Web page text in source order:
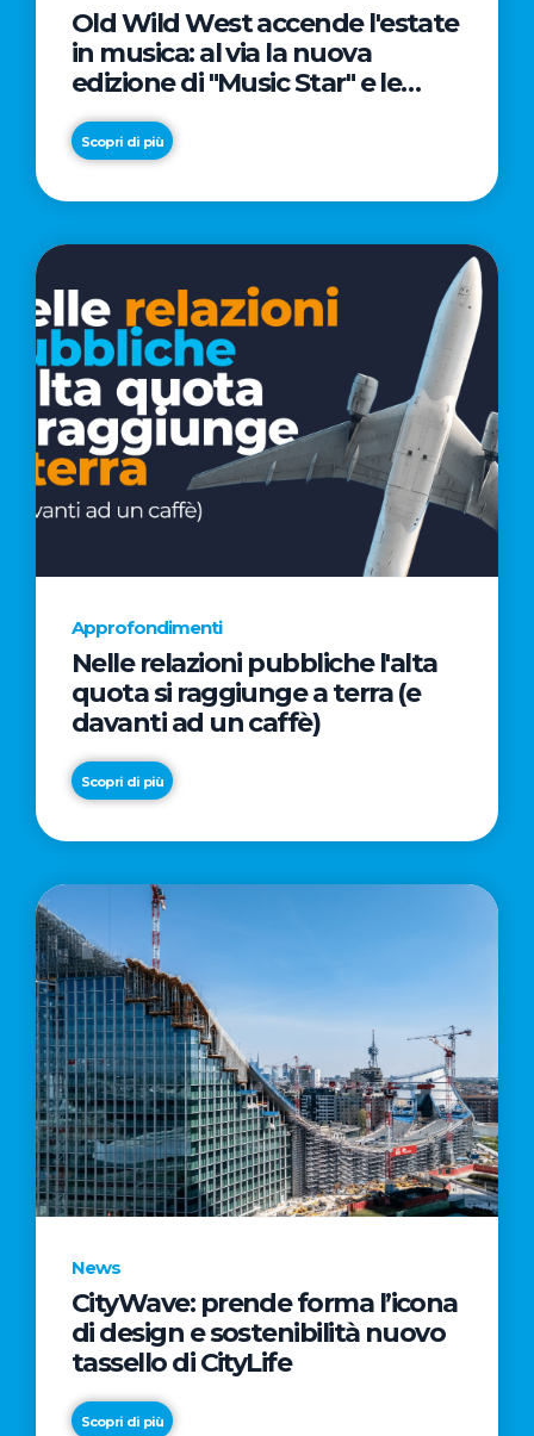
Old Wild West accende l'estate
in musica: al via la nuova
edizione di "Music Star" e le
prestigiose partnership con
Radio Italia e Live Nation
Scopri di più
Approfondimenti
Nelle relazioni pubbliche l'alta
quota si raggiunge a terra (e
davanti ad un caffè)
Scopri di più
News
CityWave: prende forma l’icona
di design e sostenibilità nuovo
tassello di CityLife
Scopri di più
News